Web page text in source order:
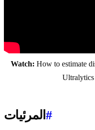
Watch: How to estimate
المرئيات #